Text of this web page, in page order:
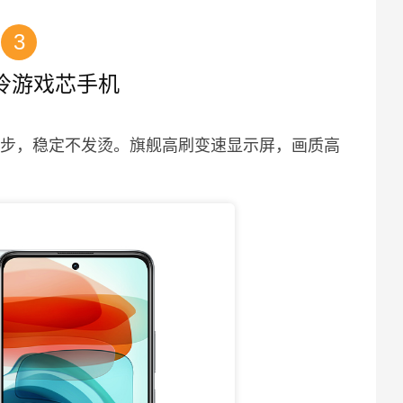
3
游戏芯手机
，稳定不发烫。旗舰高刷变速显示屏，画质高